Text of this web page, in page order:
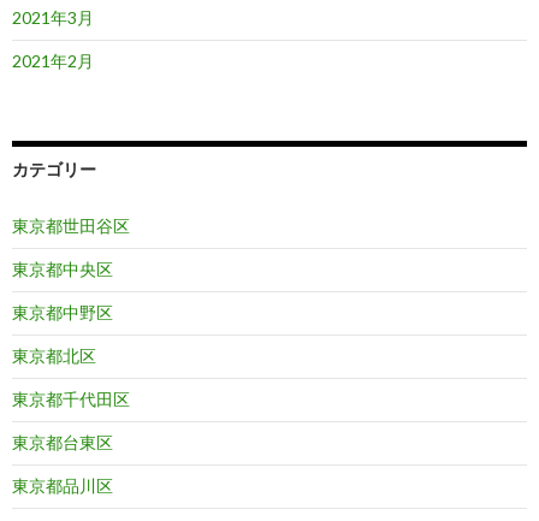
2021年3月
2021年2月
カテゴリー
東京都世田谷区
東京都中央区
東京都中野区
東京都北区
東京都千代田区
東京都台東区
東京都品川区